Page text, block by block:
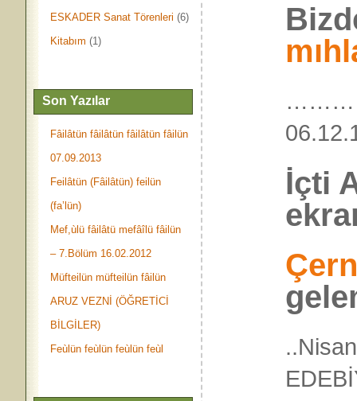
ESKADER Sanat Törenleri (6)
Kitabım (1)
Son Yazılar
Fâilâtün fâilâtün fâilâtün fâilün
07.09.2013
Feilâtün (Fâilâtün) feilün
(fa’lün)
Mef,ùlü fâilâtü mefâîlü fâilün
– 7.Bölüm 16.02.2012
Müfteilün müfteilün fâilün
ARUZ VEZNİ (ÖĞRETİCİ
BİLGİLER)
Feùlün feùlün feùlün feùl
İçti